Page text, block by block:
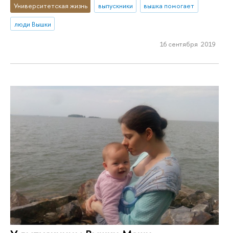
Университетская жизнь выпускники
вышка помогает
люди Вышки
16 сентября 2019